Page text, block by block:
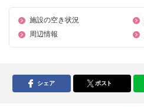
施設の空き状況
周辺情報
シェア ポスト